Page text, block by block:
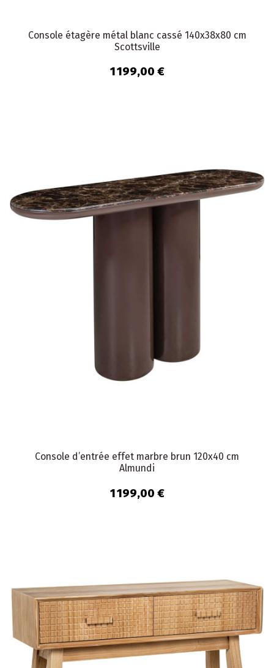
Console étagère métal blanc cassé 140x38x80 cm
Scottsville
1 199,00 €
Console d’entrée effet marbre brun 120x40 cm
Almundi
1 199,00 €